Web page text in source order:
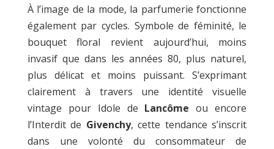
À l’image de la mode, la parfumerie fonctionne
également par cycles. Symbole de féminité, le
bouquet floral revient aujourd’hui, moins
invasif que dans les années 80, plus naturel,
plus délicat et moins puissant. S’exprimant
clairement à travers une identité visuelle
vintage pour Idole de Lancôme ou encore
l’Interdit de Givenchy, cette tendance s’inscrit
dans une volonté du consommateur de